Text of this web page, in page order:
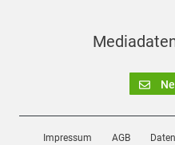
Impressum AGB